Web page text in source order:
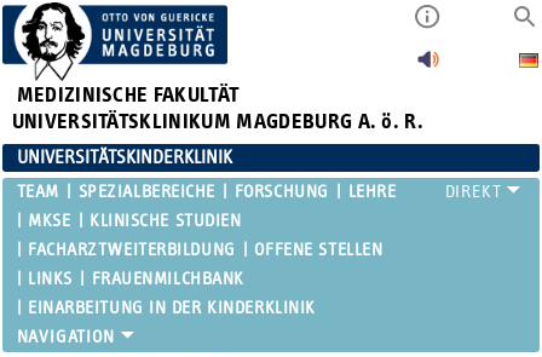
MEDIZINISCHE FAKULTÄT
UNIVERSITÄTSKLINIKUM MAGDEBURG A. ö. R.
UNIVERSITÄTSKINDERKLINIK
TEAM SPEZIALBEREICHE FORSCHUNG
LEHRE
MKSE
KLINISCHE STUDIEN
FACHARZTWEITERBILDUNG
OFFENE STELLEN
LINKS
FRAUENMILCHBANK
EINARBEITUNG IN DER KINDERKLINIK